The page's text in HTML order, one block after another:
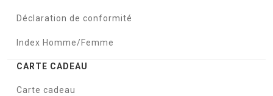
Déclaration de conformité
Index Homme/Femme
CARTE CADEAU
Carte cadeau